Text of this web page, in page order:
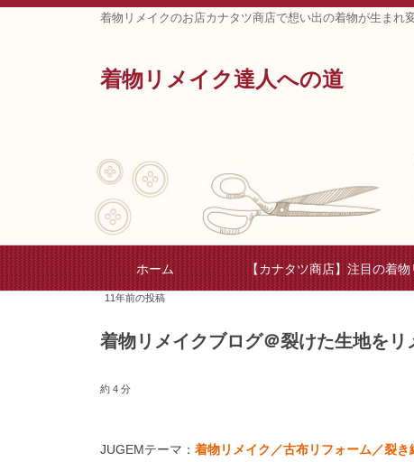
着物リメイクのお店カナタツ商店で想い出の着物が生まれ
着物リメイク達人への道
ホーム 【カナタツ商店】注目の着
11年前の投稿
着物リメイクブログ＠裂けた生地を
約 4 分
JUGEMテーマ： 着物リメイク／古布リフォーム／裂き